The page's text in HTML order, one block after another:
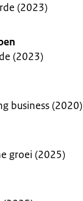
(2023)
(2023)
business (2020)
groei (2025)